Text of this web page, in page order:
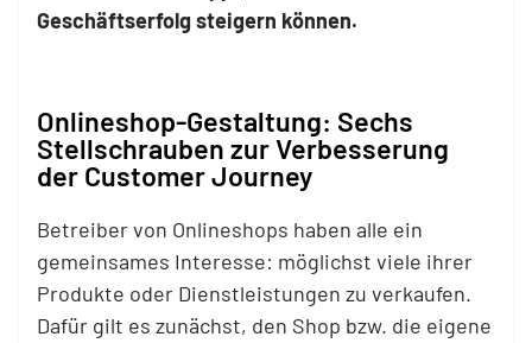
Geschäftserfolg steigern können.
Onlineshop-Gestaltung: Sechs
Stellschrauben zur Verbesserung
der Customer Journey
Betreiber von Onlineshops haben alle ein
gemeinsames Interesse: möglichst viele ihrer
Produkte oder Dienstleistungen zu verkaufen.
Dafür gilt es zunächst, den Shop bzw. die eigene